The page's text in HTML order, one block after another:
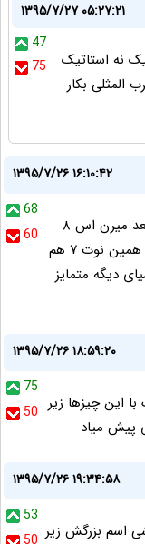
۱۳۹۵/۷/۲۷ ۰۵:۲۷:۲۱
47
75
نه استاتیک
المثلی بکار
۱۳۹۵/۷/۲۶ ۱۶:۱۰:۴۲
68
60
جالبه الان این حرفا رو میزنن بعدش دوروز بعد میرن اس ۸
میخرن! چون چه‌خوشمون بیاد چه نیاد حتی همین نوت ۷ هم
دیگه متمایز
۱۳۹۵/۷/۲۶ ۱۸:۵۹:۲۰
75
50 این چیزها زیر
پیش میاد
۱۳۹۵/۷/۲۶ ۱۹:۳۴:۵۸
53
اسم بزرگش زیر